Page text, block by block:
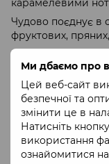
Ми дбаємо про
Цей веб-сайт
безпечної та
змінити це в
Натисніть
використання
ознайомитися на
Чудово поєднує в
фруктових,
Калорійність
Вага: 90 г
Вміст продуктів:
незбиране
лецитин і ваніль,
Склад: шоколад
Термін зберігання